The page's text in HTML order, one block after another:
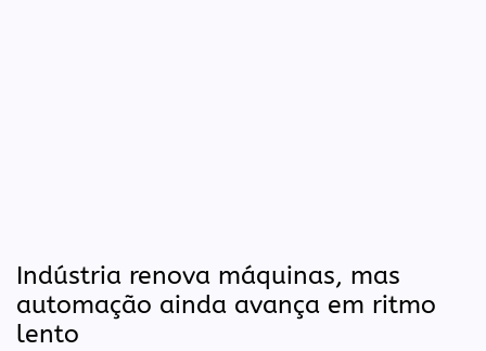
Indústria renova máquinas, mas
automação ainda avança em ritmo
lento